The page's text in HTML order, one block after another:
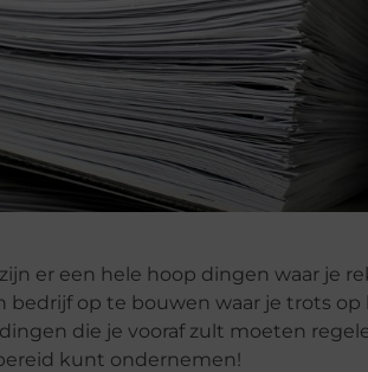
er een hele hoop dingen waar je
op te bouwen waar je trots op
die je vooraf zult moeten
kunt ondernemen!